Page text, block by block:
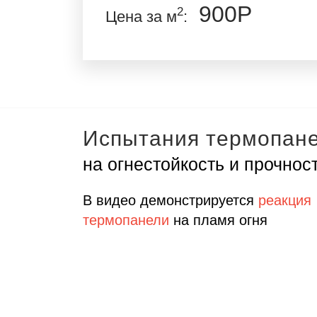
Цена за м2: 900Р
Испытания
на огнестойкость и
В видео демонстрируется реакция
термопанели на пламя огня